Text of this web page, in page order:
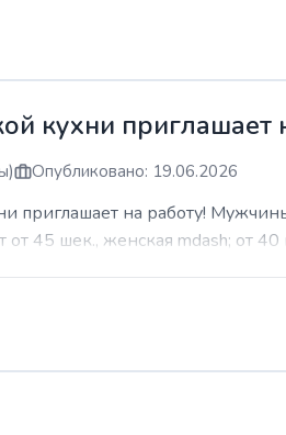
кухни приглашает
Опубликовано: 19.06.2026
приглашает на работу!
от 45 шек., женская mdash; от